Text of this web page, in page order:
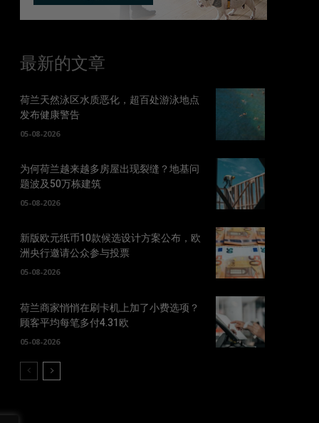
最新的文章
荷兰天然泳区水质恶化，超百处游泳地点
发布健康警告
05-08-2026
为何荷兰越来越多房屋出现裂缝？地基问
题波及50万栋建筑
05-08-2026
新版欧元纸币10款候选设计方案公布，欧
洲央行邀请公众参与投票
05-08-2026
荷兰商家悄悄在刷卡机上加了小费选项？
顾客平均每笔多付4.31欧
05-08-2026